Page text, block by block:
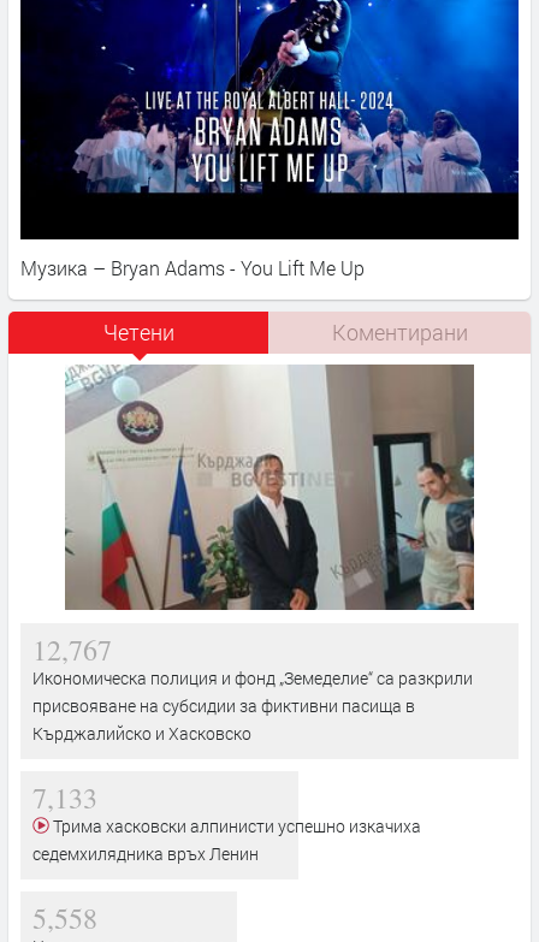
Музика – Bryan Adams - You Lift Me Up
Четени Коментирани
12,767
Икономическа полиция и фонд „Земеделие“ са разкрили
присвояване на субсидии за фиктивни пасища в
Кърджалийско и Хасковско
7,133
седемхилядника връх Ленин
5,558